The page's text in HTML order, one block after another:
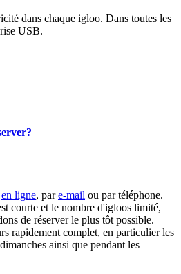
dans chaque igloo. Dans toutes les
USB.
en ligne, pare-mail ou par téléphone.
courte et le nombre d'igloos limité,
de réserver le plus tôt possible.
rapidement complet, en particulier les
ainsi que pendant les